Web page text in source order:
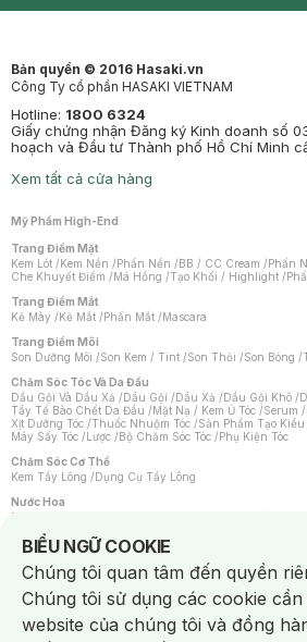
Bản quyền © 2016 Hasaki.vn
Công Ty cổ phần HASAKI VIETNAM
Hotline: 1800 6324
Giấy chứng nhận Đăng ký Kinh doanh số
hoạch và Đầu tư Thành phố Hồ Chí Minh
Xem tất cả cửa hàng
Mỹ Phẩm High-End
Trang Điểm Mặt
Kem Lót /Kem Nền /Phấn Nền /BB / CC Cream /Phấn
Che Khuyết Điểm /Má Hồng /Tạo Khối / Highlight /
Trang Điểm Mắt
Kẻ Mày /Kẻ Mắt /Phấn Mắt /Mascara
Trang Điểm Môi
Son Dưỡng Môi /Son Kem / Tint /Son Thỏi /Son Bóng /
Chăm Sóc Tóc Và Da Đầu
Dầu Gội Và Dầu Xả /Dầu Gội /Dầu Xả /Dầu Gội Khô /
Tẩy Tế Bào Chết Da Đầu /Mặt Nạ / Kem Ủ Tóc /Serum
Xịt Dưỡng Tóc /Thuốc Nhuộm Tóc /Sản Phẩm Tạo Kiểu
Máy Sấy Tóc /Lược /Bộ Chăm Sóc Tóc /Phụ Kiện Tóc
Chăm Sóc Cơ Thể
Kem Tẩy Lông /Dụng Cụ Tẩy Lông
Nước Hoa
Nước Hoa Nữ
Chăm Sóc Cá Nhân
Chống Muỗi /Khẩu Trang /Máy Massage/Mặt Nạ Xông
Sản Phẩm Chăm Sóc Khác /Bàn Chải Đánh Răng /
Hỗ Trợ Trắng Răng/Kem Đánh Răng /Máy Tăm Nước/
Tăm / Chỉ Nha Khoa/ Xịt Thơm Miệng / Dung Dịch Vệ
Khăn Ướt Vệ Sinh Vùng Kín/Băng Vệ Sinh/Tampon/
Máy Cạo Râu
BIỂU NGỮ COOKIE
Notice about cookies usage
Chúng tôi quan tâm đến quyền
Chúng tôi sử dụng các cookie
website của chúng tôi và đồng